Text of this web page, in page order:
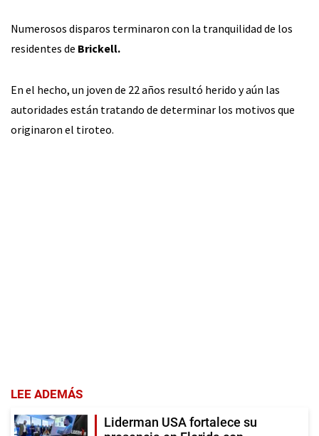
Numerosos disparos terminaron con la tranquilidad de los
residentes de Brickell.
En el hecho, un joven de 22 años resultó herido y aún las
autoridades están tratando de determinar los motivos que
originaron el tiroteo.
LEE ADEMÁS
Liderman USA fortalece su